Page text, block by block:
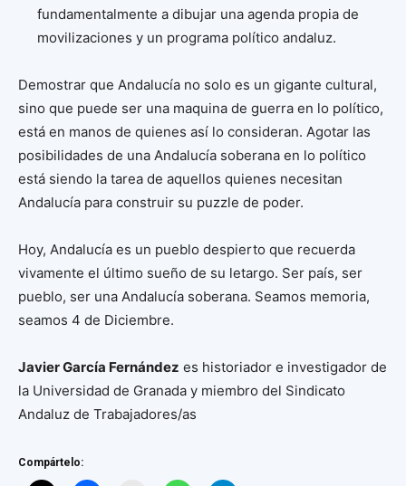
fundamentalmente a dibujar una agenda propia de
movilizaciones y un programa político andaluz.
Demostrar que Andalucía no solo es un gigante cultural,
sino que puede ser una maquina de guerra en lo político,
está en manos de quienes así lo consideran. Agotar las
posibilidades de una Andalucía soberana en lo político
está siendo la tarea de aquellos quienes necesitan
Andalucía para construir su puzzle de poder.
Hoy, Andalucía es un pueblo despierto que recuerda
vivamente el último sueño de su letargo. Ser país, ser
pueblo, ser una Andalucía soberana. Seamos memoria,
seamos 4 de Diciembre.
Javier García Fernández es historiador e investigador de
la Universidad de Granada y miembro del Sindicato
Andaluz de Trabajadores/as
Compártelo: